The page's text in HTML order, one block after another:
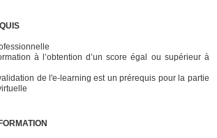
à l’obtention d’un score égal ou supérieur à
de l'e-learning est un prérequis pour la partie